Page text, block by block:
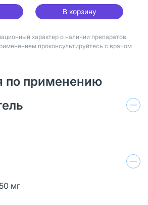
В корзину
характер о наличии препаратов.
проконсультируйтесь с врачом
по применению
мг